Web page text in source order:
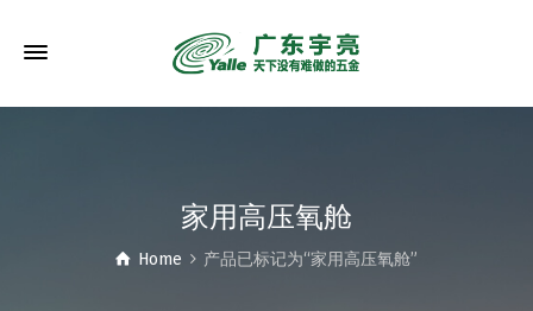
家用高压氧舱
Home 产品已标记为“家用高压氧舱”